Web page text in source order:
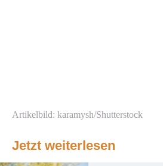
Artikelbild: karamysh/Shutterstock
Jetzt weiterlesen